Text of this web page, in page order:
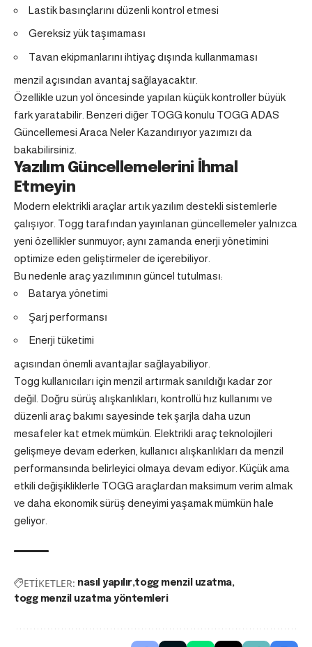
Lastik basınçlarını düzenli kontrol etmesi
Gereksiz yük taşımaması
Tavan ekipmanlarını ihtiyaç dışında kullanmaması
menzil açısından avantaj sağlayacaktır.
Özellikle uzun yol öncesinde yapılan küçük kontroller büyük
fark yaratabilir. Benzeri diğer TOGG konulu TOGG ADAS
Güncellemesi Araca Neler Kazandırıyoryazımızı da
bakabilirsiniz.
Yazılım Güncellemelerini İhmal
Etmeyin
Modern elektrikli araçlar artık yazılım destekli sistemlerle
çalışıyor. Togg tarafından yayınlanan güncellemeler yalnızca
yeni özellikler sunmuyor; aynı zamanda enerji yönetimini
optimize eden geliştirmeler de içerebiliyor.
Bu nedenle araç yazılımının güncel tutulması:
Batarya yönetimi
Şarj performansı
Enerji tüketimi
açısından önemli avantajlar sağlayabiliyor.
Togg kullanıcıları için menzil artırmak sanıldığı kadar zor
değil. Doğru sürüş alışkanlıkları, kontrollü hız kullanımı ve
düzenli araç bakımı sayesinde tek şarjla daha uzun
mesafeler kat etmek mümkün. Elektrikli araç teknolojileri
gelişmeye devam ederken, kullanıcı alışkanlıkları da menzil
performansında belirleyici olmaya devam ediyor. Küçük ama
etkili değişikliklerle TOGG araçlardan maksimum verim almak
ve daha ekonomik sürüş deneyimi yaşamak mümkün hale
geliyor.
ETİKETLER: nasıl yapılır togg menzil uzatma
togg menzil uzatma yöntemleri